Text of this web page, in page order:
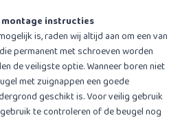
instructies
is, raden wij altijd aan om een van
permanent met schroeven worden
de veiligste optie. Wanneer boren niet
met zuignappen een goede
geschikt is. Voor veilig gebruik
te controleren of de beugel nog